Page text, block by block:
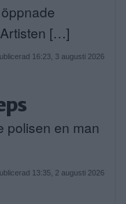
[…]
16:23, 3 augusti 2026
polisen en man
13:35, 2 augusti 2026